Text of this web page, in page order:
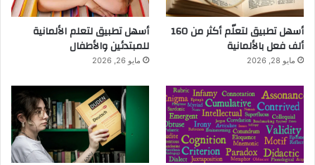
أسهل تطبيق لتعلّم أكثر من 160
ألف فعل بالألمانية
مايو 28, 2026
أسهل تطبيق لتعلم الألمانية
للمبتدئين والأطفال
مايو 26, 2026